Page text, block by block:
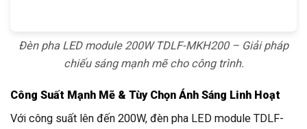
Đèn pha LED module 200W TDLF-MKH200 – Giải pháp
chiếu sáng mạnh mẽ cho công trình.
Công Suất Mạnh Mẽ & Tùy Chọn Ánh Sáng Linh Hoạt
Với công suất lên đến 200W, đèn pha LED module TDLF-